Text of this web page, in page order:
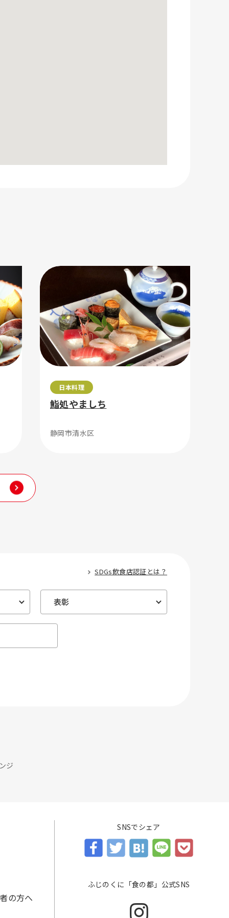
日本料理
鮨処やましち
静岡市清水区
SDGs飲食店認証とは？
ジ
の方へ
SNSでシェア
ふじのくに「食の都」公式SNS